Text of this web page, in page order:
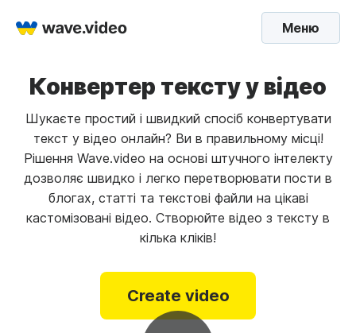
Меню
Конвертер тексту у відео
Шукаєте простий і швидкий спосіб конвертувати
текст у відео онлайн? Ви в правильному місці!
Рішення Wave.video на основі штучного інтелекту
дозволяє швидко і легко перетворювати пости в
блогах, статті та текстові файли на цікаві
кастомізовані відео. Створюйте відео з тексту в
кілька кліків!
Create video